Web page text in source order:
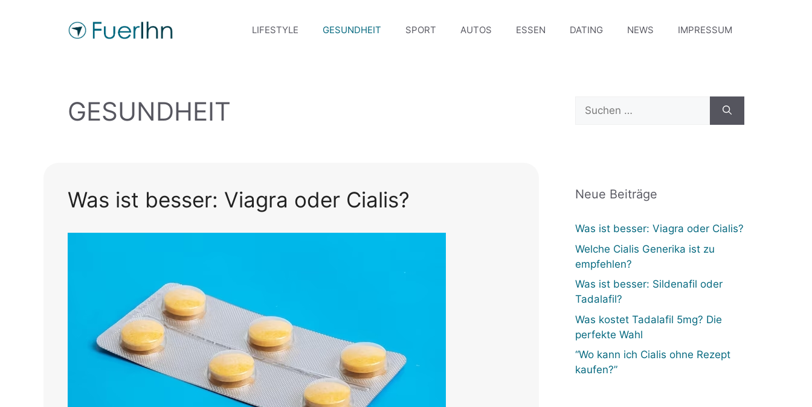
LIFESTYLE GESUNDHEIT SPORT AUTOS ESSEN DATING NEWS IMPRESSUM
GESUNDHEIT
Was ist besser: Viagra oder Cialis?
Suchen
nach:
Neue Beiträge
Was ist besser: Viagra oder Cialis?
Welche Cialis Generika ist zu
empfehlen?
Was ist besser: Sildenafil oder
Tadalafil?
Was kostet Tadalafil 5mg? Die
perfekte Wahl
“Wo kann ich Cialis ohne Rezept
kaufen?”